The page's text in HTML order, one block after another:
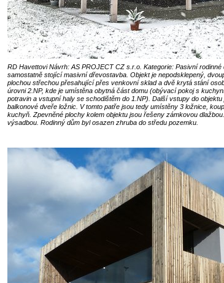
RD Havettovi Návrh: AS PROJECT CZ s.r.o. Kategorie: Pasivní
samostatně stojící masivní dřevostavba. Objekt je nepodsklepený,
plochou střechou přesahující přes venkovní sklad a dvě krytá stání
úrovni 2.NP, kde je umístěna obytná část domu (obývací pokoj s
potravin a vstupní haly se schodištěm do 1.NP). Další vstupy do
balkonové dveře ložnic. V tomto patře jsou tedy umístěny 3 ložnice,
kuchyň. Zpevněné plochy kolem objektu jsou řešeny zámkovou
výsadbou. Rodinný dům byl osazen zhruba do středu pozemku.